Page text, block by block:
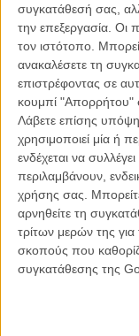
συγκατάθεσή σας,
την επεξεργασία. Οι
τον ιστότοπο.
ανακαλέσετε τη
επιστρέφοντας σε
κουμπί "Απορρήτου"
Λάβετε επίσης
χρησιμοποιεί μία ή
ενδέχεται να
περιλαμβάνουν,
χρήσης σας.
αρνηθείτε τη
τρίτων μερών της
σκοπούς που
συγκατάθεσης της
Απελπισμένη, η
ότι η Μόξι χάθηκε
καταφέρνει να το
ιδιοκτήτριά του, και
τον δρόμο που θα
Τζόσι.
Βελγικό animation,
γάτας που χάθηκε στις
αλλά ένα χρόνο
τους στην Ολλανδία.
που περνούν μεγάλες
αγαπημένο τους
έξυπνες ιδέες,
με τις ιστορίες τους.